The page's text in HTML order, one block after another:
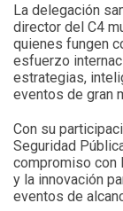
La delegación
director del C4
quienes fungen
esfuerzo
estrategias,
eventos de gran
Con su
Seguridad
compromiso con
y la innovación
eventos de